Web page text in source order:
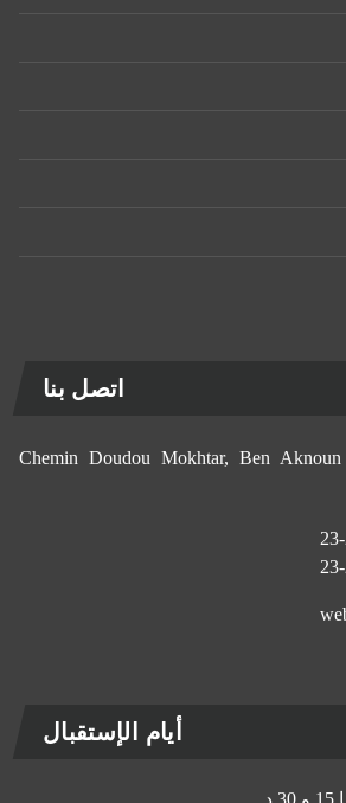
اتصل بنا
11, Chemin Doudou Mokhtar, Ben
أيام الإستقبال